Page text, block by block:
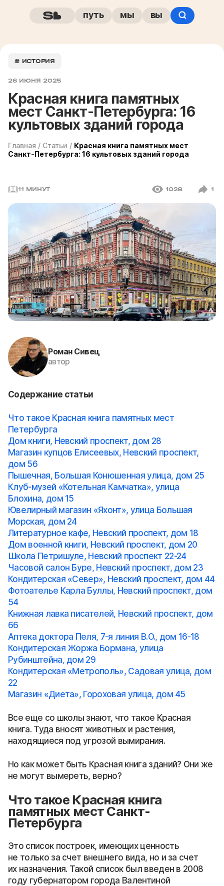
путь мы вы
# ИСТОРИЯ
26 ИЮНЯ 2025
Красная книга памятных
мест Санкт-Петербурга: 16
культовых зданий города
Главная / Статьи / Красная книга памятных мест
Санкт-Петербурга: 16 культовых зданий города
11 МИНУТ 1028 1
Роман Сивец
автор
Содержание статьи
Что такое Красная книга памятных мест
Петербурга
Дом книги, Невский проспект, дом 28
Магазин купцов Елисеевых, Невский проспект,
дом 56
Пышечная, Большая Конюшенная улица, дом 25
Клуб-музей «Котельная Камчатка», улица
Блохина, дом 15
Ювелирный магазин «Яхонт», улица Большая
Морская, дом 24
Литературное кафе, Невский проспект, дом 18
Дом военной книги, Невский проспект, дом 20
Школа Петришуле, Невский проспект 22-24
Часовой салон Буре, Невский проспект, дом 23
Кондитерская «Север», Невский проспект, дом 44
Фотоателье Карла Буллы, Невский проспект, дом
54
Книжная лавка писателей, Невский проспект, дом
66
Аптека доктора Пеля, 7-я линия В.О., дом 16-18
Кондитерская Жоржа Бормана, улица
Рубинштейна, дом 29
Кондитерская «Метрополь», Садовая улица, дом
22
Магазин «Диета», Гороховая улица, дом 45
Все еще со школы знают, что такое Красная
книга. Туда вносят животных и растения,
находящиеся под угрозой вымирания.
Но как может быть Красная книга зданий? Они же
не могут вымереть, верно?
Что такое Красная книга
памятных мест Санкт-
Петербурга
Это список построек, имеющих ценность
не только за счет внешнего вида, но и за счет
их назначения. Такой список был введен в 2008
году губернатором города Валентиной